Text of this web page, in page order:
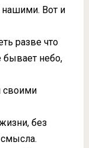
нашими. Вот и
разве что
бывает небо,
своими
без
смысла.